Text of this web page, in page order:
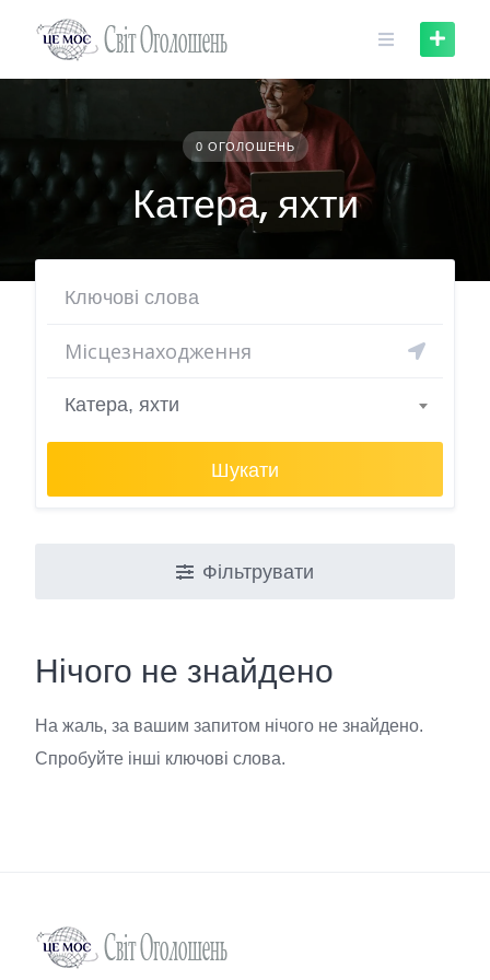
0 ОГОЛОШЕНЬ
Катера, яхти
Катера, яхти
Шукати
Фільтрувати
Нічого не знайдено
На жаль, за вашим запитом нічого не знайдено.
Спробуйте інші ключові слова.